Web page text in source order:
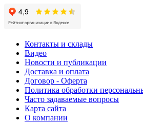
Контакты и склады
Видео
Новости и публикации
Доставка и оплата
Договор - Оферта
Политика обработки
Часто задаваемые вопросы
Карта сайта
О компании